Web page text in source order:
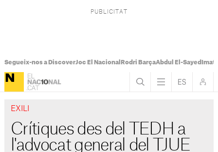
Segueix-nos a DiscoverJoc El Nacional Rodri BarçaAbdul El-Sayed
EXILI
Crítiques des del TEDH a
l'advocat general del TJUE